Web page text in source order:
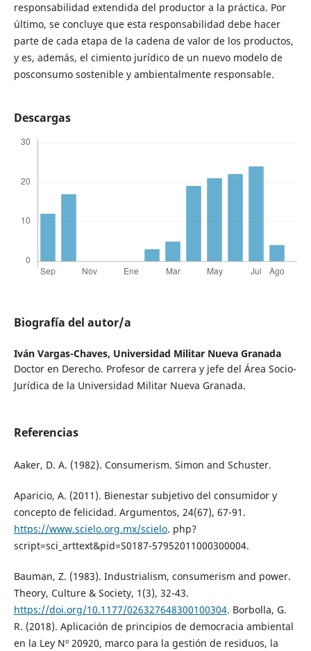
responsabilidad extendida del productor a la práctica. Por
último, se concluye que esta responsabilidad debe hacer
parte de cada etapa de la cadena de valor de los productos,
y es, además, el cimiento jurídico de un nuevo modelo de
posconsumo sostenible y ambientalmente responsable.
Descargas
Biografía del autor/a
Iván Vargas-Chaves, Universidad Militar Nueva Granada
Doctor en Derecho. Profesor de carrera y jefe del Área Socio-
Jurídica de la Universidad Militar Nueva Granada.
Referencias
Aaker, D. A. (1982). Consumerism. Simon and Schuster.
Aparicio, A. (2011). Bienestar subjetivo del consumidor y
concepto de felicidad. Argumentos, 24(67), 67-91.
https://www.scielo.org.mx/scielo. php?
script=sci_arttext&pid=S0187-57952011000300004.
Bauman, Z. (1983). Industrialism, consumerism and power.
Theory, Culture & Society, 1(3), 32-43.
https://doi.org/10.1177/026327648300100304. Borbolla, G.
R. (2018). Aplicación de principios de democracia ambiental
en la Ley Nº 20920, marco para la gestión de residuos, la